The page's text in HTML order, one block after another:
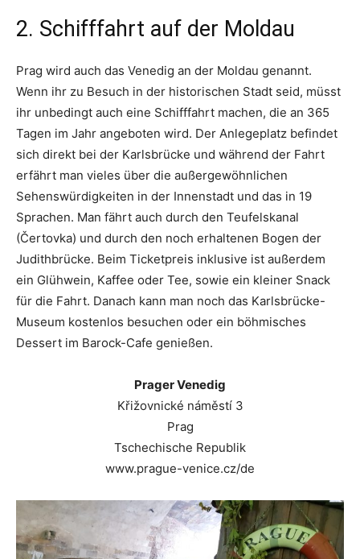
2. Schifffahrt auf der Moldau
Prag wird auch das Venedig an der Moldau genannt.
Wenn ihr zu Besuch in der historischen Stadt seid, müsst
ihr unbedingt auch eine Schifffahrt machen, die an 365
Tagen im Jahr angeboten wird. Der Anlegeplatz befindet
sich direkt bei der Karlsbrücke und während der Fahrt
erfährt man vieles über die außergewöhnlichen
Sehenswürdigkeiten in der Innenstadt und das in 19
Sprachen. Man fährt auch durch den Teufelskanal
(Čertovka) und durch den noch erhaltenen Bogen der
Judithbrücke. Beim Ticketpreis inklusive ist außerdem
ein Glühwein, Kaffee oder Tee, sowie ein kleiner Snack
für die Fahrt. Danach kann man noch das Karlsbrücke-
Museum kostenlos besuchen oder ein böhmisches
Dessert im Barock-Cafe genießen.
Prager Venedig
Křižovnické náměstí 3
Prag
Tschechische Republik
www.prague-venice.cz/de